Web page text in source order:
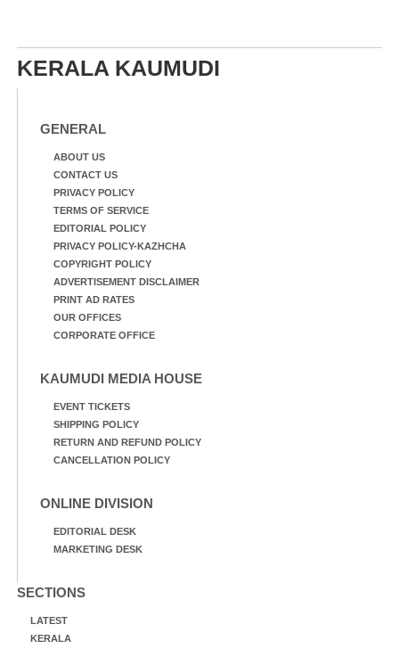
KERALA KAUMUDI
GENERAL
ABOUT US
CONTACT US
PRIVACY POLICY
TERMS OF SERVICE
EDITORIAL POLICY
PRIVACY POLICY-KAZHCHA
COPYRIGHT POLICY
ADVERTISEMENT DISCLAIMER
PRINT AD RATES
OUR OFFICES
CORPORATE OFFICE
KAUMUDI MEDIA HOUSE
EVENT TICKETS
SHIPPING POLICY
RETURN AND REFUND POLICY
CANCELLATION POLICY
ONLINE DIVISION
EDITORIAL DESK
MARKETING DESK
SECTIONS
LATEST
KERALA